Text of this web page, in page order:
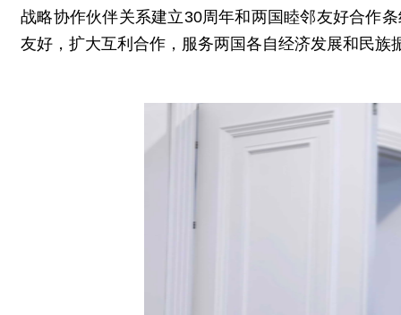
战略协作伙伴关系建立30周年和两国睦邻友好合作
友好，扩大互利合作，服务两国各自经济发展和民